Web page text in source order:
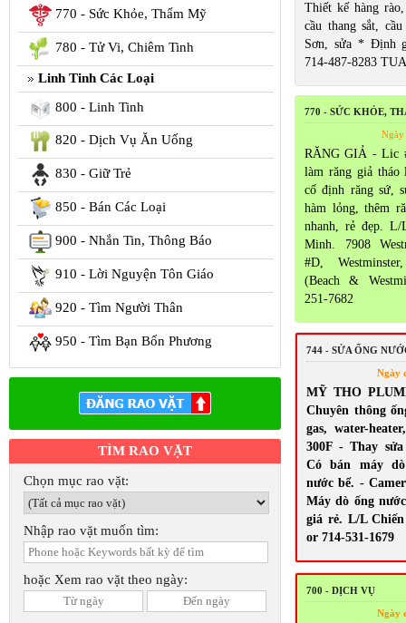
770 - Sức Khỏe, Thẩm Mỹ
780 - Tử Vi, Chiêm Tinh
Linh Tinh Các Loại
800 - Linh Tinh
820 - Dịch Vụ Ăn Uống
830 - Giữ Trẻ
850 - Bán Các Loại
900 - Nhắn Tin, Thông Báo
910 - Lời Nguyện Tôn Giáo
920 - Tìm Người Thân
950 - Tìm Bạn Bốn Phương
TÌM RAO VẶT
Chọn mục rao vặt:
Nhập rao vặt muốn tìm:
hoặc Xem rao vặt theo ngày:
Thiết kế hàng
cầu thang sắt,
Sơn, sửa * Định
714-487-8283
770 - SỨC KHỎE,
Ngày
RĂNG GIẢ - Lic
làm răng giả tháo
cố định răng sứ,
hàm lỏng, thêm
nhanh, rẻ đẹp.
Minh. 7908
#D,
(Beach &
251-7682
744 - SỬA ỐNG
Ngày
MỸ THO
Chuyên thông
gas, water-
300F - Thay
Có bán máy
nước bể. -
Máy dò ống
giá rẻ. L/L Chiến
or 714-531-1679
700 - DỊCH VỤ
Ngày